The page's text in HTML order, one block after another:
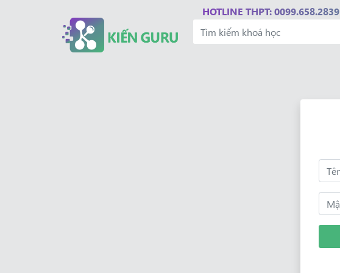
HOTLINE THPT: 0099.658.2839